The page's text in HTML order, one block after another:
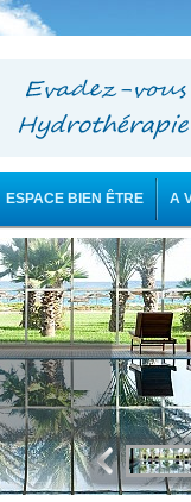
ESPACE BIEN ÊTRE A